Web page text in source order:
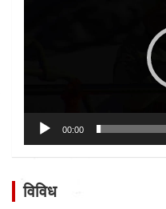
00:00
विविध